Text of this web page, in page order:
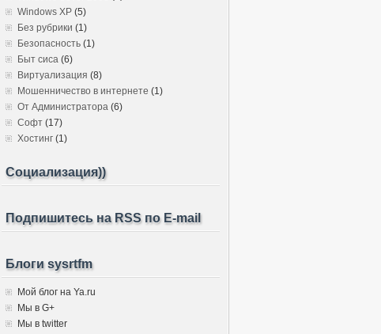
Windows XP (5)
Без рубрики (1)
Безопасность (1)
Быт сиса (6)
Виртуализация (8)
Мошенничество в интернете (1)
От Администратора (6)
Софт (17)
Хостинг (1)
Социализация))
Подпишитесь на RSS по E-mail
Блоги sysrtfm
Мой блог на Ya.ru
Мы в G+
Мы в twitter